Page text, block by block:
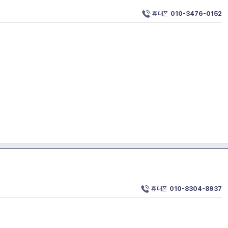
휴대폰 010-3476-0152
휴대폰 010-8304-8937